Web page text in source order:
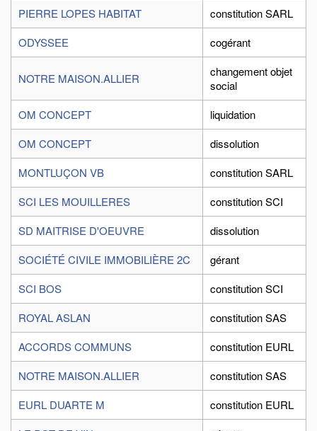
PIERRE LOPES HABITAT
constitution SARL
ODYSSEE
cogérant
NOTRE MAISON.ALLIER
changement objet
social
OM CONCEPT
liquidation
OM CONCEPT
dissolution
MONTLUÇON VB
constitution SARL
SCI LES MOUILLERES
constitution SCI
SD MAITRISE D'OEUVRE
dissolution
SOCIÉTÉ CIVILE IMMOBILIÈRE 2C
gérant
SCI BOS
constitution SCI
ROYAL ASLAN
constitution SAS
ACCORDS COMMUNS
constitution EURL
NOTRE MAISON.ALLIER
constitution SAS
EURL DUARTE M
constitution EURL